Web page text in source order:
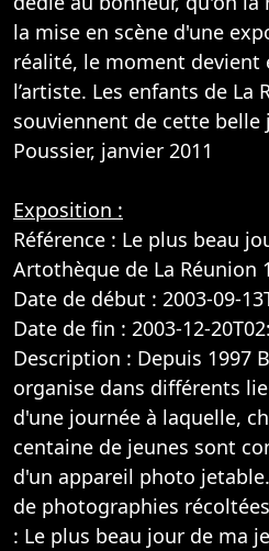
la mise en scène d'une
réalité, le moment devient
l’artiste. Les enfants de La
souviennent de cette belle
Poussier, janvier 2011
Exposition :
Référence : Le plus beau
Artothèque de La Réunion
Date de début : 2003-09-
Date de fin : 2003-12-
Description : Depuis 1997
organise dans différents
d'une journée à laquelle,
centaine de jeunes sont
d'un appareil photo
de photographies
: Le plus beau jour de ma